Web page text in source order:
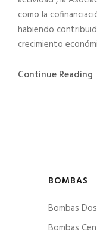
como la
habiendo
crecimiento
Continue Reading
BOMBAS
Bombas
Bombas